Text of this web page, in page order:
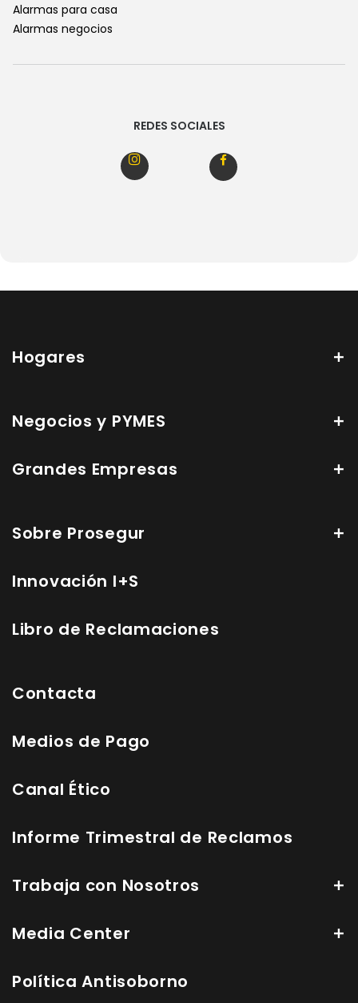
Alarmas para casa
Alarmas negocios
REDES SOCIALES
Hogares
Negocios y PYMES
Grandes Empresas
Sobre Prosegur
Innovación I+S
Libro de Reclamaciones
Contacta
Medios de Pago
Canal Ético
Informe Trimestral de Reclamos
Trabaja con Nosotros
Media Center
Política Antisoborno